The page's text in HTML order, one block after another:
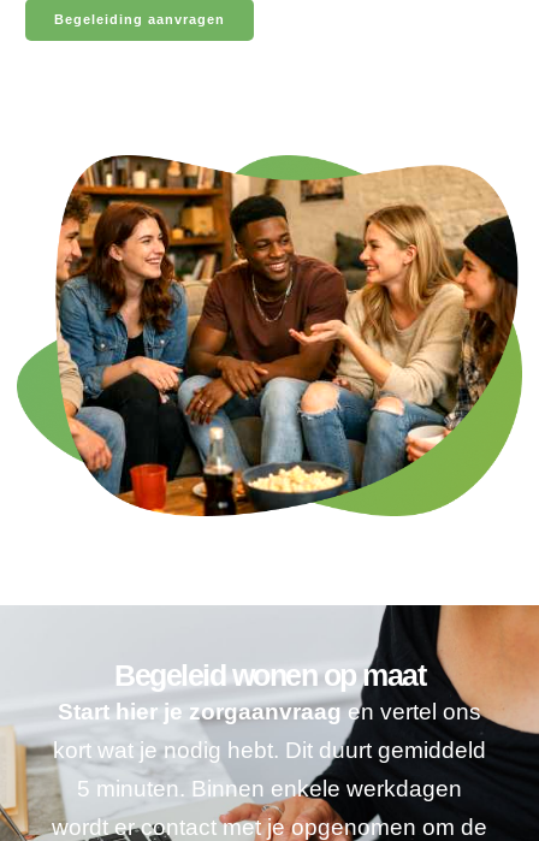
Begeleiding aanvragen
Begeleid wonen op maat
Start hier je zorgaanvraagen vertel ons
kort wat je nodig hebt. Dit duurt gemiddeld
5 minuten. Binnen enkele werkdagen
wordt er contact met je opgenomen om de